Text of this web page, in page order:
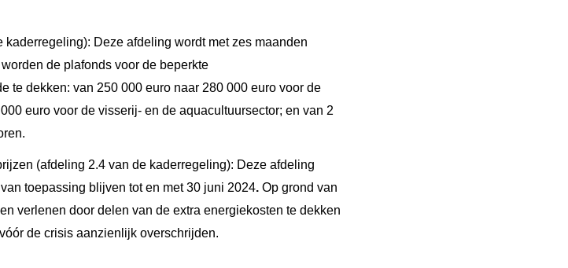
Deze afdeling wordt met zes maanden
de plafonds voor de beperkte
te dekken: van 250 000 euro naar 280 000 euro voor de
euro voor de visserij- en de aquacultuursector; en van 2
(afdeling 2.4 van de kaderregeling): Deze afdeling
toepassing blijven tot en met 30 juni 2024. Op grond van
verlenen door delen van de extra energiekosten te dekken
de crisis aanzienlijk overschrijden.